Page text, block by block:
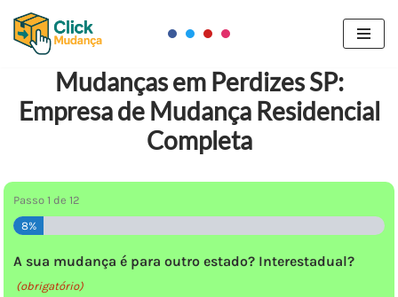
Pular
o
conteúdo
Mudanças em Perdizes SP:
Empresa de Mudança Residencial
Completa
Passo1 de12
8%
A sua mudança é para outro estado? Interestadual?
(obrigatório)